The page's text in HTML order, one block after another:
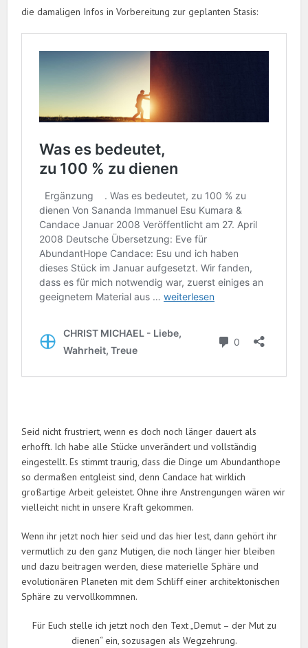
die damaligen Infos in Vorbereitung zur geplanten Stasis:
Seid nicht frustriert, wenn es doch noch länger dauert als
erhofft. Ich habe alle Stücke unverändert und vollständig
eingestellt. Es stimmt traurig, dass die Dinge um Abundanthope
so dermaßen entgleist sind, denn Candace hat wirklich
großartige Arbeit geleistet. Ohne ihre Anstrengungen wären wir
vielleicht nicht in unsere Kraft gekommen.
Wenn ihr jetzt noch hier seid und das hier lest, dann gehört ihr
vermutlich zu den ganz Mutigen, die noch länger hier bleiben
und dazu beitragen werden, diese materielle Sphäre und
evolutionären Planeten mit dem Schliff einer architektonischen
Sphäre zu vervollkommnen.
Für Euch stelle ich jetzt noch den Text „Demut – der Mut zu
dienen“ ein, sozusagen als Wegzehrung.